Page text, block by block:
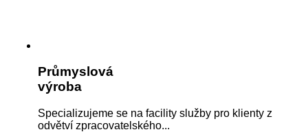
Průmyslová
výroba
Specializujeme se na facility služby pro klienty z
odvětví zpracovatelského...